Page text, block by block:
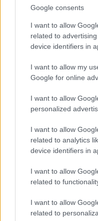
Google consents
I want to allow
related to
device identifiers in
I want to allow my
Google for online
I want to allow
personalized
I want to allow
related to analytics
device identifiers in
I want to allow
related to
I want to allow
related to
A kormány
városvezetés
építésének
Biztosítson a kormány
János Egyetem
Balázs kultúráért és
Lapszemle